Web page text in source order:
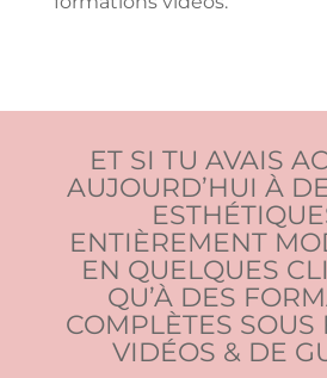
ET SI TU AVAIS
AUJOURD’HUI À
ENTIÈREMENT
EN QUELQUES
QU’À DES
COMPLÈTES SOUS
VIDÉOS & DE